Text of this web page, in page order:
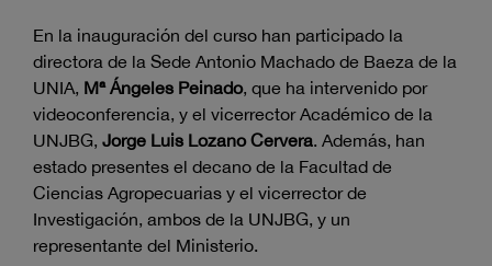
En la inauguración del curso han participado la
directora de la Sede Antonio Machado de Baeza de la
UNIA, Mª Ángeles Peinado, que ha intervenido por
videoconferencia, y el vicerrector Académico de la
UNJBG, Jorge Luis Lozano Cervera. Además, han
estado presentes el decano de la Facultad de
Ciencias Agropecuarias y el vicerrector de
Investigación, ambos de la UNJBG, y un
representante del Ministerio.